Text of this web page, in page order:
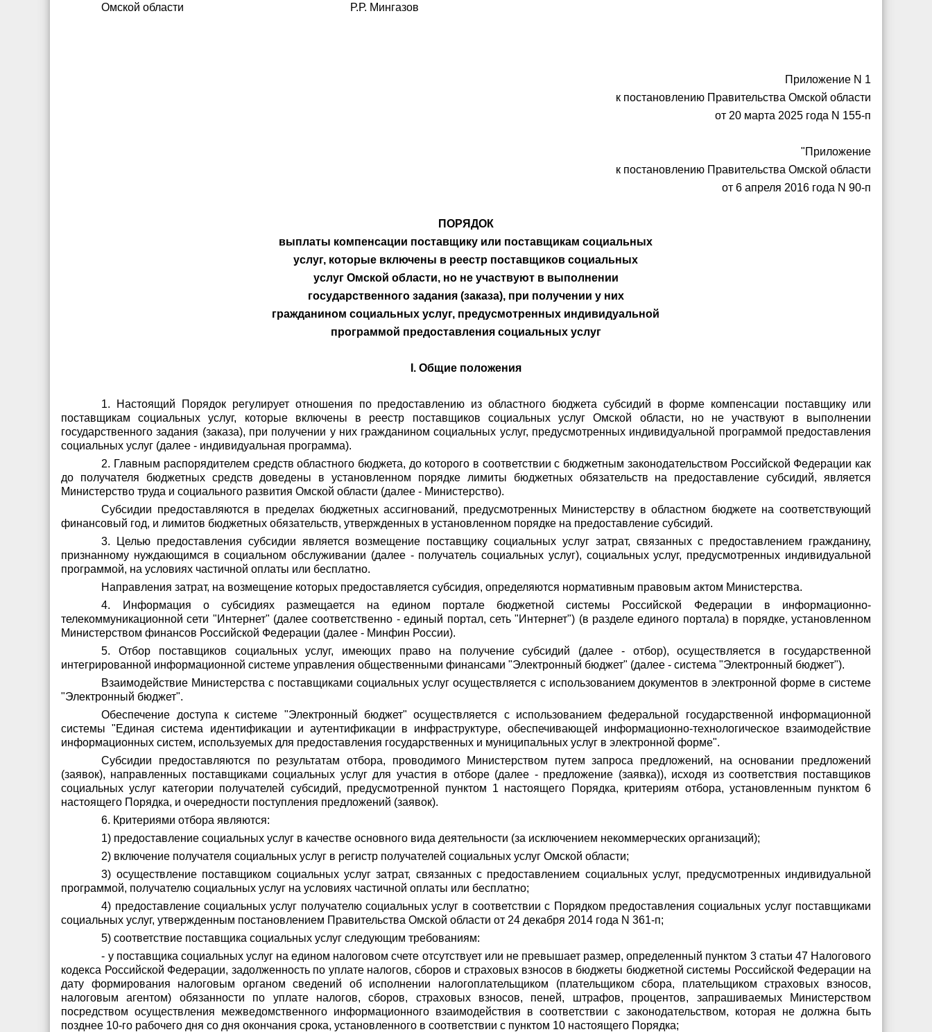
Омской области Р.Р. Мингазов
Приложение N 1
к постановлению Правительства Омской области
от 20 марта 2025 года N 155-п
"Приложение
к постановлению Правительства Омской области
от 6 апреля 2016 года N 90-п
ПОРЯДОК
выплаты компенсации поставщику или поставщикам социальных
услуг, которые включены в реестр поставщиков социальных
услуг Омской области, но не участвуют в выполнении
государственного задания (заказа), при получении у них
гражданином социальных услуг, предусмотренных индивидуальной
программой предоставления социальных услуг
I. Общие положения
1. Настоящий Порядок регулирует отношения по предоставлению из областного бюджета субсидий в форме компенсации поставщику или
поставщикам социальных услуг, которые включены в реестр поставщиков социальных услуг Омской области, но не участвуют в выполнении
государственного задания (заказа), при получении у них гражданином социальных услуг, предусмотренных индивидуальной программой предоставления
социальных услуг (далее - индивидуальная программа).
2. Главным распорядителем средств областного бюджета, до которого в соответствии с бюджетным законодательством Российской Федерации как
до получателя бюджетных средств доведены в установленном порядке лимиты бюджетных обязательств на предоставление субсидий, является
Министерство труда и социального развития Омской области (далее - Министерство).
Субсидии предоставляются в пределах бюджетных ассигнований, предусмотренных Министерству в областном бюджете на соответствующий
финансовый год, и лимитов бюджетных обязательств, утвержденных в установленном порядке на предоставление субсидий.
3. Целью предоставления субсидии является возмещение поставщику социальных услуг затрат, связанных с предоставлением гражданину,
признанному нуждающимся в социальном обслуживании (далее - получатель социальных услуг), социальных услуг, предусмотренных индивидуальной
программой, на условиях частичной оплаты или бесплатно.
Направления затрат, на возмещение которых предоставляется субсидия, определяются нормативным правовым актом Министерства.
4. Информация о субсидиях размещается на едином портале бюджетной системы Российской Федерации в информационно-
телекоммуникационной сети "Интернет" (далее соответственно - единый портал, сеть "Интернет") (в разделе единого портала) в порядке, установленном
Министерством финансов Российской Федерации (далее - Минфин России).
5. Отбор поставщиков социальных услуг, имеющих право на получение субсидий (далее - отбор), осуществляется в государственной
интегрированной информационной системе управления общественными финансами "Электронный бюджет" (далее - система "Электронный бюджет").
Взаимодействие Министерства с поставщиками социальных услуг осуществляется с использованием документов в электронной форме в системе
"Электронный бюджет".
Обеспечение доступа к системе "Электронный бюджет" осуществляется с использованием федеральной государственной информационной
системы "Единая система идентификации и аутентификации в инфраструктуре, обеспечивающей информационно-технологическое взаимодействие
информационных систем, используемых для предоставления государственных и муниципальных услуг в электронной форме".
Субсидии предоставляются по результатам отбора, проводимого Министерством путем запроса предложений, на основании предложений
(заявок), направленных поставщиками социальных услуг для участия в отборе (далее - предложение (заявка)), исходя из соответствия поставщиков
социальных услуг категории получателей субсидий, предусмотренной пунктом 1 настоящего Порядка, критериям отбора, установленным пунктом 6
настоящего Порядка, и очередности поступления предложений (заявок).
6. Критериями отбора являются:
1) предоставление социальных услуг в качестве основного вида деятельности (за исключением некоммерческих организаций);
2) включение получателя социальных услуг в регистр получателей социальных услуг Омской области;
3) осуществление поставщиком социальных услуг затрат, связанных с предоставлением социальных услуг, предусмотренных индивидуальной
программой, получателю социальных услуг на условиях частичной оплаты или бесплатно;
4) предоставление социальных услуг получателю социальных услуг в соответствии с Порядком предоставления социальных услуг поставщиками
социальных услуг, утвержденным постановлением Правительства Омской области от 24 декабря 2014 года N 361-п;
5) соответствие поставщика социальных услуг следующим требованиям:
- у поставщика социальных услуг на едином налоговом счете отсутствует или не превышает размер, определенный пунктом 3 статьи 47 Налогового
кодекса Российской Федерации, задолженность по уплате налогов, сборов и страховых взносов в бюджеты бюджетной системы Российской Федерации на
дату формирования налоговым органом сведений об исполнении налогоплательщиком (плательщиком сбора, плательщиком страховых взносов,
налоговым агентом) обязанности по уплате налогов, сборов, страховых взносов, пеней, штрафов, процентов, запрашиваемых Министерством
посредством осуществления межведомственного информационного взаимодействия в соответствии с законодательством, которая не должна быть
позднее 10-го рабочего дня со дня окончания срока, установленного в соответствии с пунктом 10 настоящего Порядка;